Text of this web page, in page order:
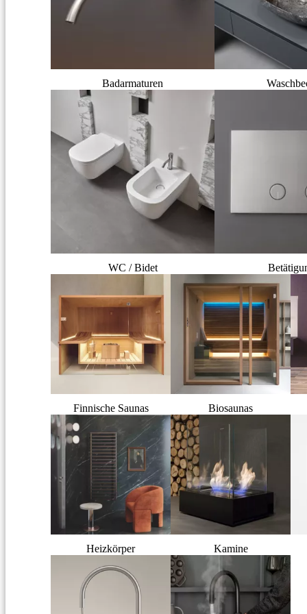
Badarmaturen
WC / Bidet
Finnische Saunas Biosaunas
Heizkörper Kamine